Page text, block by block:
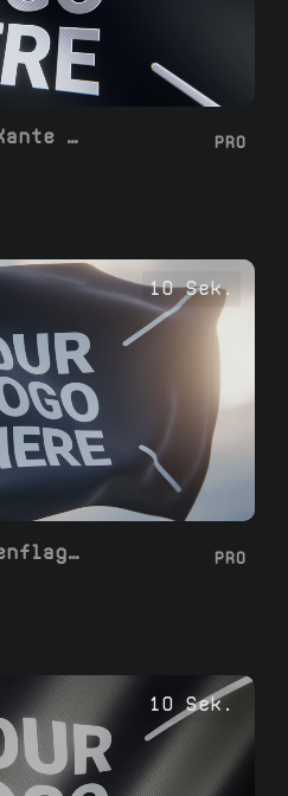
Kurze Minimale Kante Winkende Flagge PRO
10 Sek.
Dynamische Wellenflagge Schleife PRO
10 Sek.